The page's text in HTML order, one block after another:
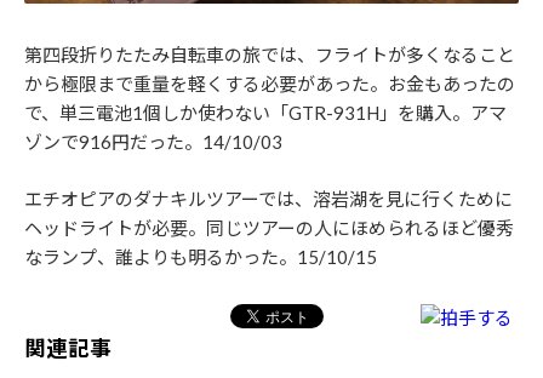
第四段折りたたみ自転車の旅では、フライトが多くなること
から極限まで重量を軽くする必要があった。お金もあったの
で、単三電池1個しか使わない「GTR-931H」を購入。アマ
ゾンで916円だった。14/10/03
エチオピアのダナキルツアーでは、溶岩湖を見に行くために
ヘッドライトが必要。同じツアーの人にほめられるほど優秀
なランプ、誰よりも明るかった。15/10/15
関連記事